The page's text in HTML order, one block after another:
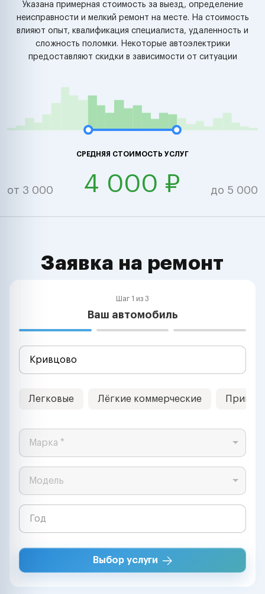
Указана примерная стоимость за выезд, определение
неисправности и мелкий ремонт на месте. На стоимость
влияют опыт, квалификация специалиста, удаленность и
сложность поломки. Некоторые автоэлектрики
предоставляют скидки в зависимости от ситуации
СРЕДНЯЯ СТОИМОСТЬ УСЛУГ
от 3 000 4 000 ₽ до 5 000
Заявка на ремонт
Шаг 1 из 3
Ваш автомобиль
Легковые Лёгкие коммерческие
Марка *
Модель
Выбор услуги